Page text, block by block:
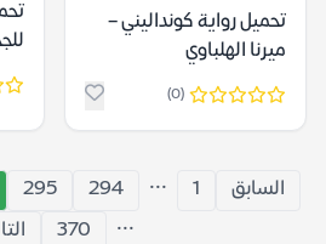
تحميل رواية كونداليني –
ميرنا الهلباوي
(0)
السابق 1
...
294
295
...
370